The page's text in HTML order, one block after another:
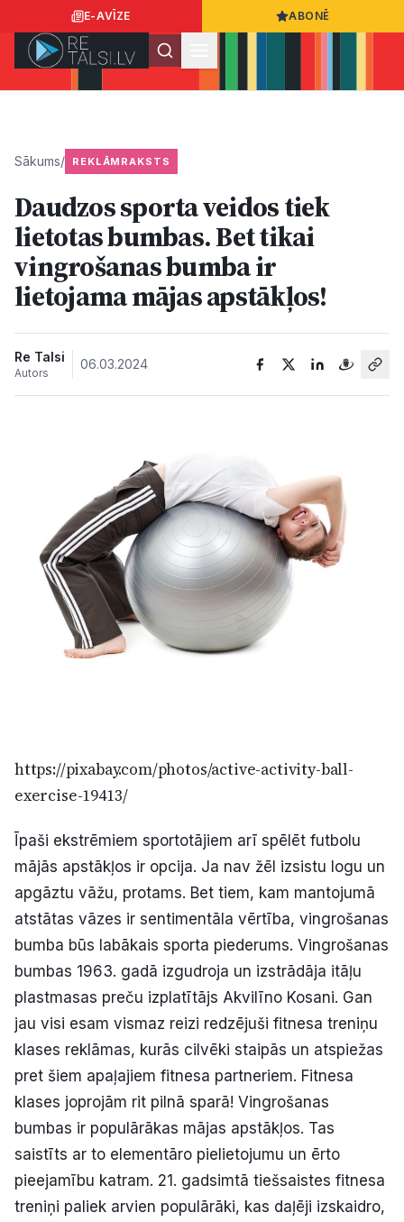
E-AVĪZE ABONĒ
Ziņas
Sabiedrība
Bizness
Video
Vieta
Reklāma
Par mums
Kontakti
Ziņo redakcijai
E-avīze Abonē
Sākums/ REKLĀMRAKSTS
Daudzos sporta veidos tiek
lietotas bumbas. Bet tikai
vingrošanas bumba ir
lietojama mājas apstākļos!
Re Talsi
Autors
06.03.2024
https://pixabay.com/photos/active-activity-ball-
exercise-19413/
Īpaši ekstrēmiem sportotājiem arī spēlēt futbolu
mājās apstākļos ir opcija. Ja nav žēl izsistu logu un
apgāztu vāžu, protams. Bet tiem, kam mantojumā
atstātas vāzes ir sentimentāla vērtība, vingrošanas
bumba būs labākais sporta piederums. Vingrošanas
bumbas 1963. gadā izgudroja un izstrādāja itāļu
plastmasas preču izplatītājs Akvilīno Kosani. Gan
jau visi esam vismaz reizi redzējuši fitnesa treniņu
klases reklāmas, kurās cilvēki staipās un atspiežas
pret šiem apaļajiem fitnesa partneriem. Fitnesa
klases joprojām rit pilnā sparā! Vingrošanas
bumbas ir populārākas mājas apstākļos. Tas
saistīts ar to elementāro pielietojumu un ērto
pieejamību katram. 21. gadsimtā tiešsaistes fitnesa
treniņi paliek arvien populārāki, kas daļēji izskaidro,